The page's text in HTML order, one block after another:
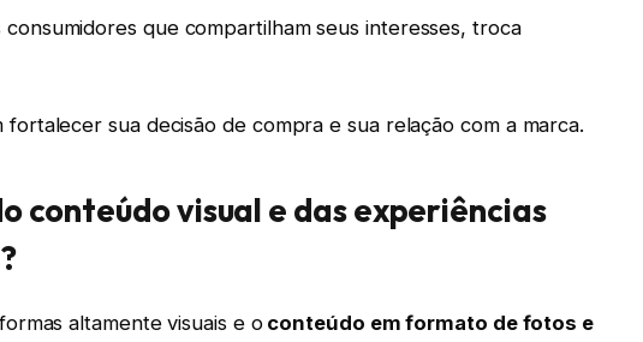
que compartilham seus interesses, troca
fortalecer sua decisão de compra e sua relação com a marca.
conteúdo visual e das experiências
altamente visuais e oconteúdo em formato de fotos e